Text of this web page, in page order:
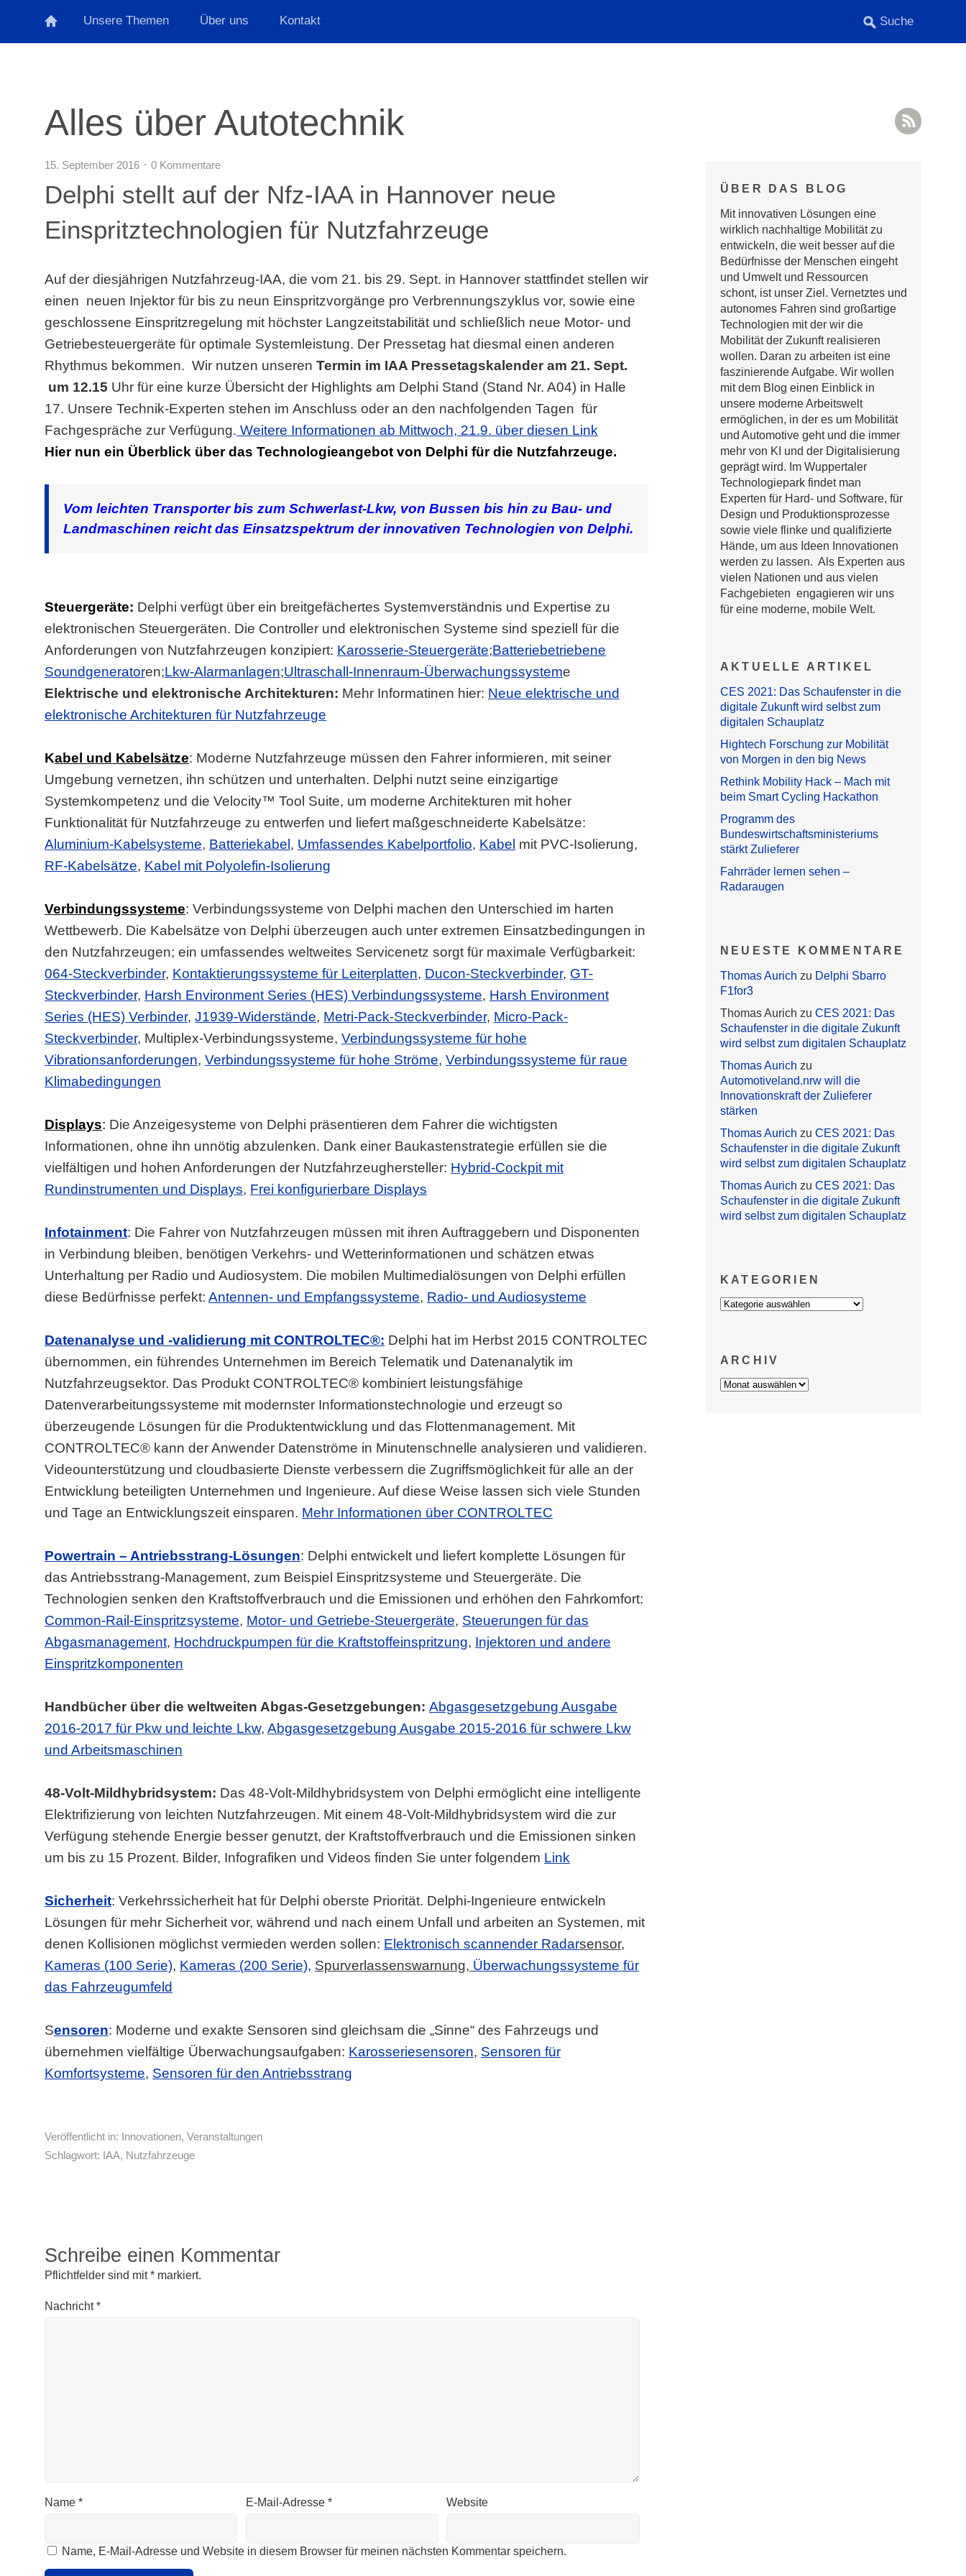
Unsere Themen Über uns Kontakt
Alles über Autotechnik
15. September 2016 0 Kommentare
Delphi stellt auf der Nfz-IAA in Hannover neue
Einspritztechnologien für Nutzfahrzeuge
Auf der diesjährigen Nutzfahrzeug-IAA, die vom 21. bis 29. Sept. in Hannover stattfindet stellen wir
einen neuen Injektor für bis zu neun Einspritzvorgänge pro Verbrennungszyklus vor, sowie eine
geschlossene Einspritzregelung mit höchster Langzeitstabilität und schließlich neue Motor- und
Getriebesteuergeräte für optimale Systemleistung. Der Pressetag hat diesmal einen anderen
Rhythmus bekommen. Wir nutzen unseren Termin im IAA Pressetagskalender am 21. Sept.
um 12.15 Uhr für eine kurze Übersicht der Highlights am Delphi Stand (Stand Nr. A04) in Halle
17. Unsere Technik-Experten stehen im Anschluss oder an den nachfolgenden Tagen für
Fachgespräche zur Verfügung. Weitere Informationen ab Mittwoch, 21.9. über diesen Link
Hier nun ein Überblick über das Technologieangebot von Delphi für die Nutzfahrzeuge.
Vom leichten Transporter bis zum Schwerlast-Lkw, von Bussen bis hin zu Bau- und
Landmaschinen reicht das Einsatzspektrum der innovativen Technologien von Delphi.
Steuergeräte: Delphi verfügt über ein breitgefächertes Systemverständnis und Expertise zu
elektronischen Steuergeräten. Die Controller und elektronischen Systeme sind speziell für die
Anforderungen von Nutzfahrzeugen konzipiert: Karosserie-Steuergeräte;Batteriebetriebene
Soundgeneratoren;Lkw-Alarmanlagen;Ultraschall-Innenraum-Überwachungssysteme
Elektrische und elektronische Architekturen: Mehr Informatinen hier: Neue elektrische und
elektronische Architekturen für Nutzfahrzeuge
Kabel und Kabelsätze: Moderne Nutzfahrzeuge müssen den Fahrer informieren, mit seiner
Umgebung vernetzen, ihn schützen und unterhalten. Delphi nutzt seine einzigartige
Systemkompetenz und die Velocity™ Tool Suite, um moderne Architekturen mit hoher
Funktionalität für Nutzfahrzeuge zu entwerfen und liefert maßgeschneiderte Kabelsätze:
Aluminium-Kabelsysteme, Batteriekabel , Umfassendes Kabelportfolio, Kabel mit PVC-Isolierung,
RF-Kabelsätze, Kabel mit Polyolefin-Isolierung
Verbindungssysteme: Verbindungssysteme von Delphi machen den Unterschied im harten
Wettbewerb. Die Kabelsätze von Delphi überzeugen auch unter extremen Einsatzbedingungen in
den Nutzfahrzeugen; ein umfassendes weltweites Servicenetz sorgt für maximale Verfügbarkeit:
064-Steckverbinder, Kontaktierungssysteme für Leiterplatten, Ducon-Steckverbinder, GT-
Steckverbinder, Harsh Environment Series (HES) Verbindungssysteme, Harsh Environment
Series (HES) Verbinder, J1939-Widerstände, Metri-Pack-Steckverbinder, Micro-Pack-
Steckverbinder, Multiplex-Verbindungssysteme, Verbindungssysteme für hohe
Vibrationsanforderungen, Verbindungssysteme für hohe Ströme, Verbindungssysteme für raue
Klimabedingungen
Displays: Die Anzeigesysteme von Delphi präsentieren dem Fahrer die wichtigsten
Informationen, ohne ihn unnötig abzulenken. Dank einer Baukastenstrategie erfüllen sie die
vielfältigen und hohen Anforderungen der Nutzfahrzeughersteller: Hybrid-Cockpit mit
Rundinstrumenten und Displays, Frei konfigurierbare Displays
Infotainment: Die Fahrer von Nutzfahrzeugen müssen mit ihren Auftraggebern und Disponenten
in Verbindung bleiben, benötigen Verkehrs- und Wetterinformationen und schätzen etwas
Unterhaltung per Radio und Audiosystem. Die mobilen Multimedialösungen von Delphi erfüllen
diese Bedürfnisse perfekt: Antennen- und Empfangssysteme, Radio- und Audiosysteme
Datenanalyse und -validierung mit CONTROLTEC®: Delphi hat im Herbst 2015 CONTROLTEC
übernommen, ein führendes Unternehmen im Bereich Telematik und Datenanalytik im
Nutzfahrzeugsektor. Das Produkt CONTROLTEC® kombiniert leistungsfähige
Datenverarbeitungssysteme mit modernster Informationstechnologie und erzeugt so
überzeugende Lösungen für die Produktentwicklung und das Flottenmanagement. Mit
CONTROLTEC® kann der Anwender Datenströme in Minutenschnelle analysieren und validieren.
Videounterstützung und cloudbasierte Dienste verbessern die Zugriffsmöglichkeit für alle an der
Entwicklung beteiligten Unternehmen und Ingenieure. Auf diese Weise lassen sich viele Stunden
und Tage an Entwicklungszeit einsparen. Mehr Informationen über CONTROLTEC
Powertrain – Antriebsstrang-Lösungen: Delphi entwickelt und liefert komplette Lösungen für
das Antriebsstrang-Management, zum Beispiel Einspritzsysteme und Steuergeräte. Die
Technologien senken den Kraftstoffverbrauch und die Emissionen und erhöhen den Fahrkomfort:
Common-Rail-Einspritzsysteme, Motor- und Getriebe-Steuergeräte, Steuerungen für das
Abgasmanagement, Hochdruckpumpen für die Kraftstoffeinspritzung, Injektoren und andere
Einspritzkomponenten
Handbücher über die weltweiten Abgas-Gesetzgebungen: Abgasgesetzgebung Ausgabe
2016-2017 für Pkw und leichte Lkw, Abgasgesetzgebung Ausgabe 2015-2016 für schwere Lkw
und Arbeitsmaschinen
48-Volt-Mildhybridsystem: Das 48-Volt-Mildhybridsystem von Delphi ermöglicht eine intelligente
Elektrifizierung von leichten Nutzfahrzeugen. Mit einem 48-Volt-Mildhybridsystem wird die zur
Verfügung stehende Energie besser genutzt, der Kraftstoffverbrauch und die Emissionen sinken
um bis zu 15 Prozent. Bilder, Infografiken und Videos finden Sie unter folgendem Link
Sicherheit: Verkehrssicherheit hat für Delphi oberste Priorität. Delphi-Ingenieure entwickeln
Lösungen für mehr Sicherheit vor, während und nach einem Unfall und arbeiten an Systemen, mit
denen Kollisionen möglichst vermieden werden sollen: Elektronisch scannender Radarsensor,
Kameras (100 Serie), Kameras (200 Serie), Spurverlassenswarnung, Überwachungssysteme für
das Fahrzeugumfeld
Sensoren: Moderne und exakte Sensoren sind gleichsam die „Sinne“ des Fahrzeugs und
übernehmen vielfältige Überwachungsaufgaben: Karosseriesensoren, Sensoren für
Komfortsysteme, Sensoren für den Antriebsstrang
Veröffentlicht in: Innovationen, Veranstaltungen
Schlagwort: IAA, Nutzfahrzeuge
Schreibe einen Kommentar
Pflichtfelder sind mit* markiert.
Nachricht*
Name * E-Mail-Adresse * Website
Name, E-Mail-Adresse und Website in diesem Browser für meinen nächsten Kommentar speichern.
ÜBER DAS BLOG
Mit innovativen Lösungen eine
wirklich nachhaltige Mobilität zu
entwickeln, die weit besser auf die
Bedürfnisse der Menschen eingeht
und Umwelt und Ressourcen
schont, ist unser Ziel. Vernetztes und
autonomes Fahren sind großartige
Technologien mit der wir die
Mobilität der Zukunft realisieren
wollen. Daran zu arbeiten ist eine
faszinierende Aufgabe. Wir wollen
mit dem Blog einen Einblick in
unsere moderne Arbeitswelt
ermöglichen, in der es um Mobilität
und Automotive geht und die immer
mehr von KI und der Digitalisierung
geprägt wird. Im Wuppertaler
Technologiepark findet man
Experten für Hard- und Software, für
Design und Produktionsprozesse
sowie viele flinke und qualifizierte
Hände, um aus Ideen Innovationen
werden zu lassen. Als Experten aus
vielen Nationen und aus vielen
Fachgebieten engagieren wir uns
für eine moderne, mobile Welt.
AKTUELLE ARTIKEL
CES 2021: Das Schaufenster in die
digitale Zukunft wird selbst zum
digitalen Schauplatz
Hightech Forschung zur Mobilität
von Morgen in den big News
Rethink Mobility Hack – Mach mit
beim Smart Cycling Hackathon
Programm des
Bundeswirtschaftsministeriums
stärkt Zulieferer
Fahrräder lernen sehen –
Radaraugen
NEUESTE KOMMENTARE
Thomas Aurich zu Delphi Sbarro
F1for3
Thomas Aurich zu CES 2021: Das
Schaufenster in die digitale Zukunft
wird selbst zum digitalen Schauplatz
Thomas Aurich zu
Automotiveland.nrw will die
Innovationskraft der Zulieferer
stärken
Thomas Aurich zu CES 2021: Das
Schaufenster in die digitale Zukunft
wird selbst zum digitalen Schauplatz
Thomas Aurich zu CES 2021: Das
Schaufenster in die digitale Zukunft
wird selbst zum digitalen Schauplatz
KATEGORIEN
Kategorien
ARCHIV
Archiv